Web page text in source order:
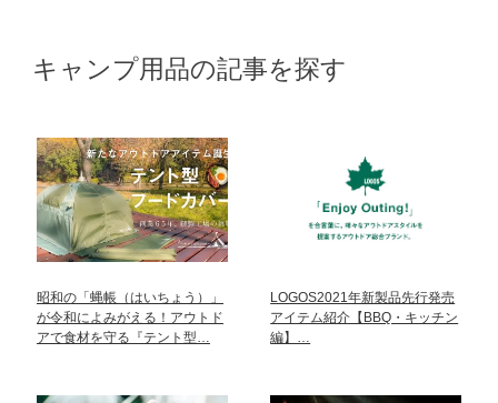
キャンプ用品の記事を探す
昭和の「蝿帳（はいちょう）」
が令和によみがえる！アウトド
アで食材を守る『テント型…
LOGOS2021年新製品先行発売
アイテム紹介【BBQ・キッチン
編】…